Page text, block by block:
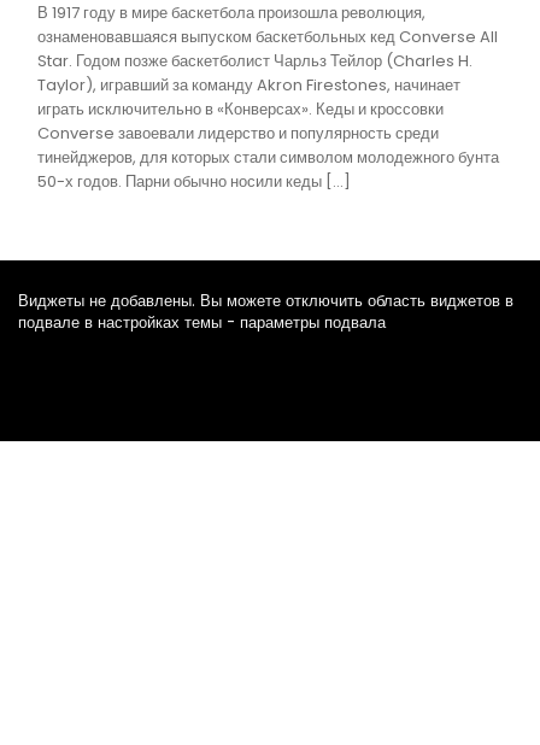
В 1917 году в мире баскетбола произошла революция,
ознаменовавшаяся выпуском баскетбольных кед Converse All
Star. Годом позже баскетболист Чарльз Тейлор (Charles H.
Taylor), игравший за команду Akron Firestones, начинает
играть исключительно в «Конверсах». Кеды и кроссовки
Converse завоевали лидерство и популярность среди
тинейджеров, для которых стали символом молодежного бунта
50-х годов. Парни обычно носили кеды […]
Виджеты не добавлены. Вы можете отключить область виджетов в
подвале в настройках темы - параметры подвала